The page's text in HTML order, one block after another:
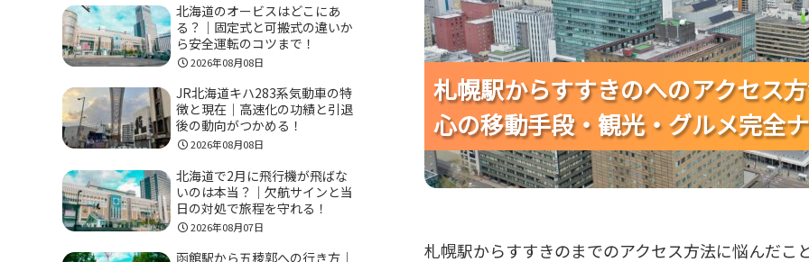
札幌駅からすすきのへのアクセス
心の移動手段・観光・グルメ完全
札幌駅からすすきのへのアクセス
心の移動手段・観光・グルメ完全
札幌駅からすすきのへのアクセス
心の移動手段・観光・グルメ完全
札幌駅からすすきのまでのアクセス方法に悩んだこ
北海道のオービスはどこにあ
る？｜固定式と可搬式の違いか
ら安全運転のコツまで！
2026年08月08日
JR北海道キハ283系気動車の特
徴と現在｜高速化の功績と引退
後の動向がつかめる！
2026年08月08日
北海道で2月に飛行機が飛ばな
いのは本当？｜欠航サインと当
日の対処で旅程を守れる！
2026年08月07日
函館駅から五稜郭への行き方｜